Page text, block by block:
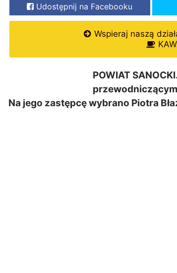
Udostępnij na Facebooku
Wspieraj naszą
POWIAT
Na jego zastępcę wybrano Piotra